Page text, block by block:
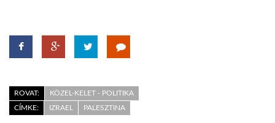
ROVAT:
KÖZEL-KELET - POLITIKA
CÍMKE:
IZRAEL PALESZTINA